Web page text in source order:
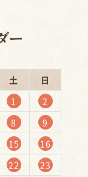
土
日
1
2
8
9
15
16
22
23